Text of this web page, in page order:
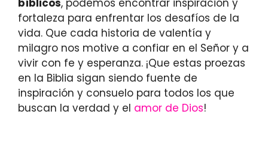
bíblicos, podemos encontrar inspiración y
fortaleza para enfrentar los desafíos de la
vida. Que cada historia de valentía y
milagro nos motive a confiar en el Señor y a
vivir con fe y esperanza. ¡Que estas proezas
en la Biblia sigan siendo fuente de
inspiración y consuelo para todos los que
buscan la verdad y el amor de Dios!